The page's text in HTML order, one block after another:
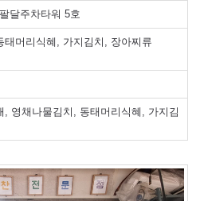
달주차타워 5호
태머리식혜, 가지김치, 장아찌류
, 영채나물김치, 동태머리식혜, 가지김